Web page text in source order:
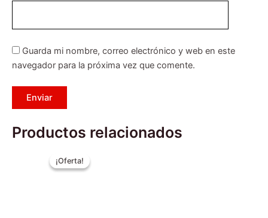
Guarda mi nombre, correo electrónico y web en este
navegador para la próxima vez que comente.
Productos relacionados
¡Oferta!
¡Oferta!
original